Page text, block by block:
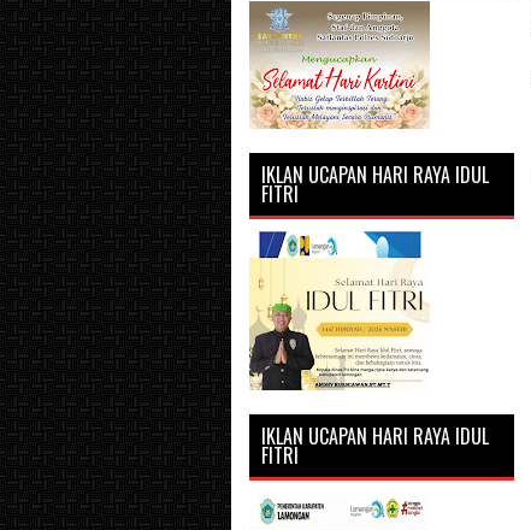
IKLAN UCAPAN HARI RAYA IDUL
FITRI
IKLAN UCAPAN HARI RAYA IDUL
FITRI